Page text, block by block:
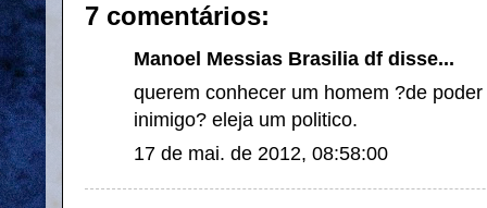
7 comentários:
Manoel Messias Brasilia df disse...
querem conhecer um homem ?de
inimigo? eleja um politico.
17 de mai. de 2012, 08:58:00